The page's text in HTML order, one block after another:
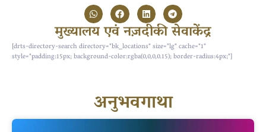
मुख्यालय एवं नज़दीकी सेवाकेंद्र
[drts-directory-search directory="bk_locations" size="lg" cache="1"
style="padding:15px; background-color:rgba(0,0,0,0.15); border-radius:4px;"]
अनुभवगाथा